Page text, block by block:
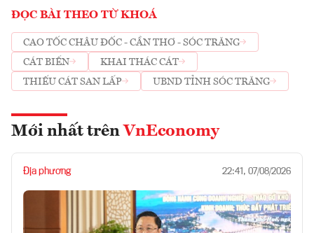
ĐỌC BÀI THEO TỪ KHOÁ
CAO TỐC CHÂU ĐỐC - CẦN THƠ - SÓC TRĂNG
CÁT BIỂN
KHAI THÁC CÁT
THIẾU CÁT SAN LẤP
UBND TỈNH SÓC TRĂNG
Mới nhất trên VnEconomy
Địa phương 22:41, 07/08/2026